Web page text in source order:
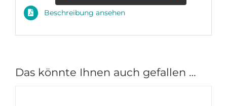
Beschreibung ansehen
Das könnte Ihnen auch gefallen …